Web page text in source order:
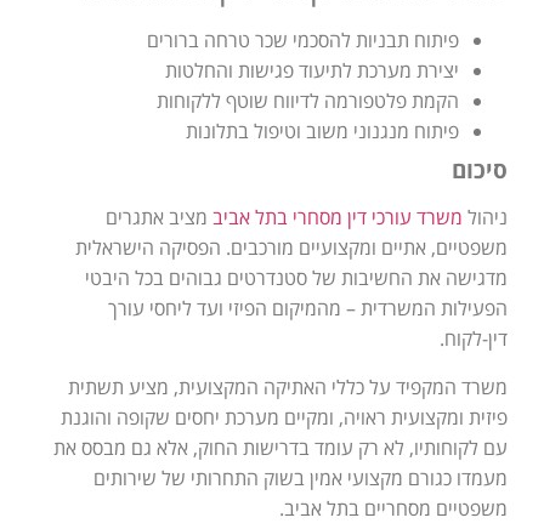
פיתוח תבניות להסכמי שכר טרחה ברורים
יצירת מערכת לתיעוד פגישות והחלטות
הקמת פלטפורמה לדיווח שוטף ללקוחות
פיתוח מנגנוני משוב וטיפול בתלונות
סיכום
ניהול משרד עורכי דין מסחרי בתל אביב מציב אתגרים
משפטיים, אתיים ומקצועיים מורכבים. הפסיקה הישראלית
מדגישה את החשיבות של סטנדרטים גבוהים בכל היבטי
הפעילות המשרדית – מהמיקום הפיזי ועד ליחסי עורך
דין-לקוח.
משרד המקפיד על כללי האתיקה המקצועית, מציע תשתית
פיזית ומקצועית ראויה, ומקיים מערכת יחסים שקופה והוגנת
עם לקוחותיו, לא רק עומד בדרישות החוק, אלא גם מבסס את
מעמדו כגורם מקצועי אמין בשוק התחרותי של שירותים
משפטיים מסחריים בתל אביב.